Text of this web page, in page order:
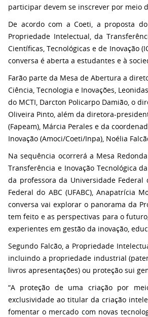
participar devem se inscrever por meio
De acordo com a Coeti, a proposta
Propriedade Intelectual, da
Científicas, Tecnológicas e de Inovação
conversa é aberta a estudantes e à
Farão parte da Mesa de Abertura a
Ciência, Tecnologia e Inovações,
do MCTI, Darcton Policarpo Damião, o
Oliveira Pinto, além da diretora-
(Fapeam), Márcia Perales e da
Inovação (Amoci/Coeti/Inpa), Noélia
Na sequência ocorrerá a Mesa
Transferência e Inovação Tecnológica
da professora da Universidade
Federal do ABC (UFABC), Anapatrícia
conversa vai explorar o panorama da
tem feito e as perspectivas para o
experientes em gestão da inovação,
Segundo Falcão, a Propriedade
incluindo a propriedade industrial
livros apresentações) ou proteção sui
“A proteção de uma criação por
exclusividade ao titular da criação
fomentar o mercado com novas